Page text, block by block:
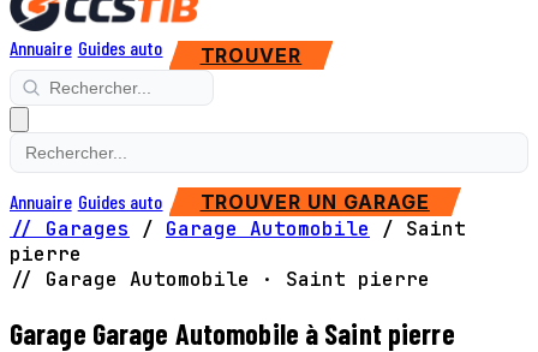
Annuaire Guides auto TROUVER
Annuaire Guides auto TROUVER UN GARAGE
// Garages / Garage Automobile / Saint
pierre
// Garage Automobile · Saint pierre
Garage Garage Automobile à Saint pierre